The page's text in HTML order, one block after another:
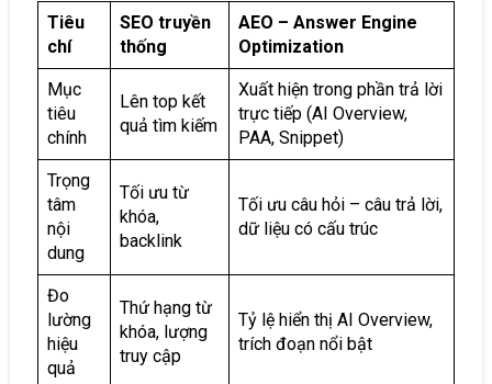
Tiêu
chí
SEO truyền
thống
AEO – Answer Engine
Optimization
Mục
tiêu
chính
Lên top kết
quả tìm kiếm
Xuất hiện trong phần trả lời
trực tiếp (AI Overview,
PAA, Snippet)
Trọng
tâm
nội
dung
Tối ưu từ
khóa,
backlink
Tối ưu câu hỏi – câu trả lời,
dữ liệu có cấu trúc
Đo
lường
hiệu
quả
Thứ hạng từ
khóa, lượng
truy cập
Tỷ lệ hiển thị AI Overview,
trích đoạn nổi bật